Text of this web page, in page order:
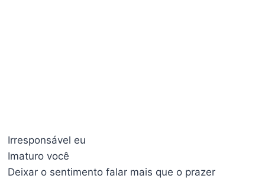
Irresponsável eu
Imaturo você
Deixar o sentimento falar mais que o prazer